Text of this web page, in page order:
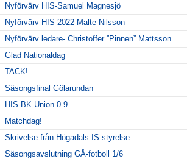
Nyförvärv HIS-Samuel Magnesjö
Nyförvärv HIS 2022-Malte Nilsson
Nyförvärv ledare- Christoffer ”Pinnen” Mattsson
Glad Nationaldag
TACK!
Säsongsfinal Gölarundan
HIS-BK Union 0-9
Matchdag!
Skrivelse från Högadals IS styrelse
Säsongsavslutning GÅ-fotboll 1/6